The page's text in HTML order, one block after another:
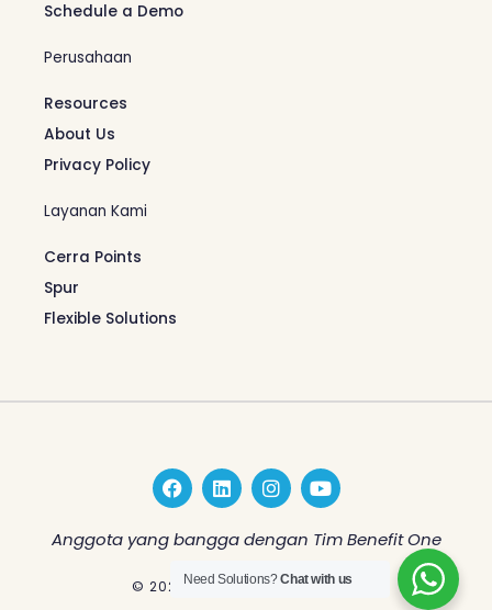
Schedule a Demo
Perusahaan
Resources
About Us
Privacy Policy
Layanan Kami
Cerra Points
Spur
Flexible Solutions
F
a
c
e
L
i
n
k
e
d
I
n
s
t
a
g
Y
o
u
t
b
Anggota yang bangga dengan Tim Benefit One
© 2026 Benefit One Indonesia
Need Solutions?Chat with us